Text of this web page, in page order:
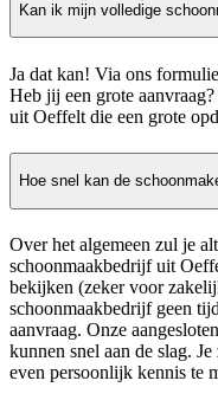
Kan ik mijn volledige
Ja dat kan! Via ons
Heb jij een grote
uit Oeffelt die een grote
Hoe snel kan de
Over het algemeen zul je
schoonmaakbedrijf uit
bekijken (zeker voor
schoonmaakbedrijf geen
aanvraag. Onze
kunnen snel aan de slag.
even persoonlijk kennis te